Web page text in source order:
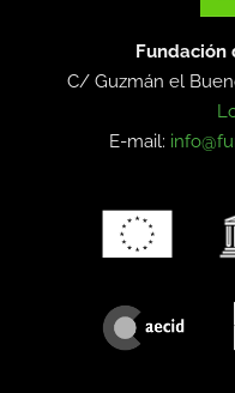
Fundación
C/ Guzmán el
E-mail: